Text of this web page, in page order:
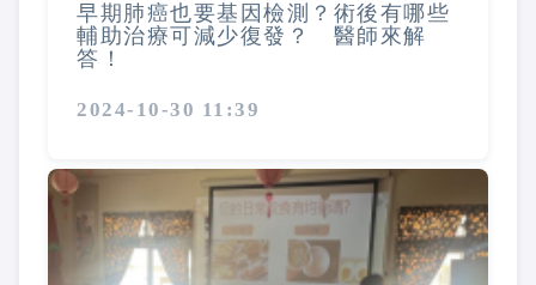
早期肺癌也要基因檢測？術後有哪些
輔助治療可減少復發？ 醫師來解
答！
2024-10-30 11:39